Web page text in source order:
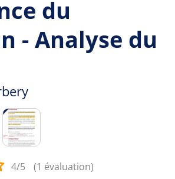
du
- Analyse du
4/5 (1 évaluation)